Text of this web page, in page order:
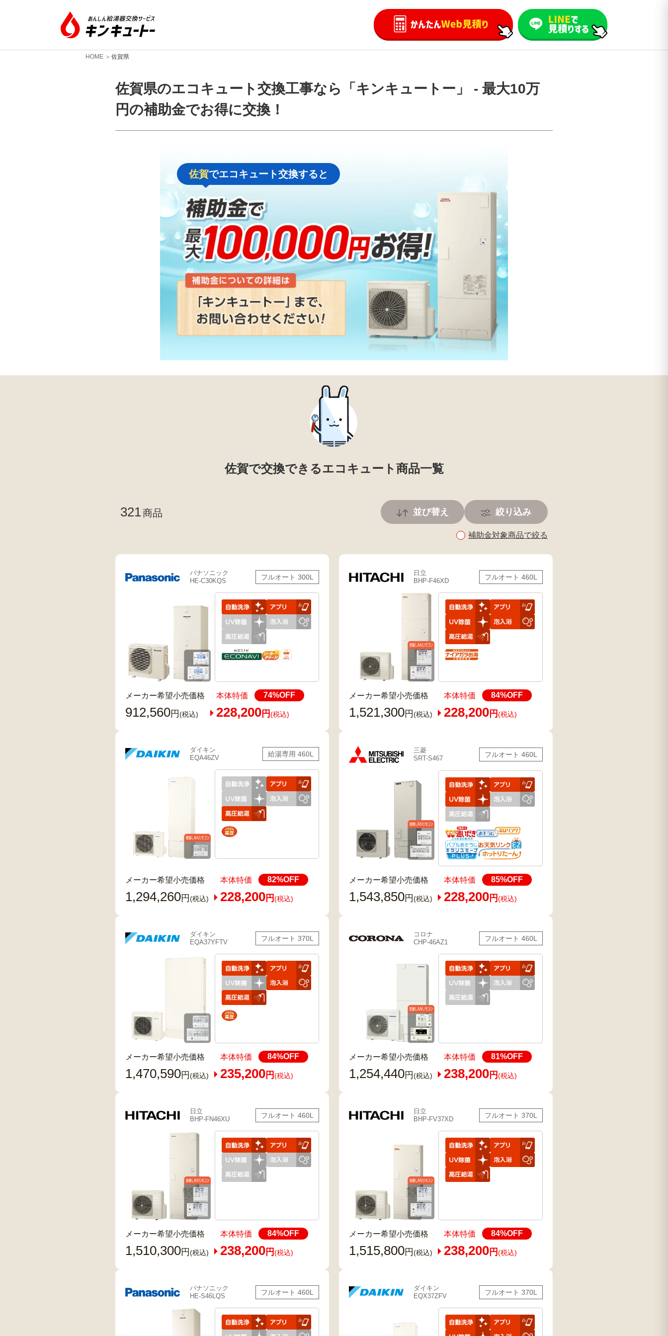
HOME 佐賀県
佐賀県のエコキュート交換工事なら「キンキュートー」 ‐ 最大10万
円の補助金でお得に交換！
佐賀でエコキュート交換すると
佐賀で交換できるエコキュート商品一覧
321商品 並び替え 絞り込み
補助金対象商品で絞る
パナソニック
HE-C30KQS
フルオート 300L
メーカー希望小売価格
912,560円(税込)
本体特価 74%OFF
228,200 円(税込)
日立
BHP-F46XD
フルオート 460L
メーカー希望小売価格
1,521,300円(税込)
本体特価 84%OFF
228,200 円(税込)
ダイキン
EQA46ZV
給湯専用 460L
メーカー希望小売価格
1,294,260円(税込)
本体特価 82%OFF
228,200 円(税込)
三菱
SRT-S467
フルオート 460L
メーカー希望小売価格
1,543,850円(税込)
本体特価 85%OFF
228,200 円(税込)
ダイキン
EQA37YFTV
フルオート 370L
メーカー希望小売価格
1,470,590円(税込)
本体特価 84%OFF
235,200 円(税込)
コロナ
CHP-46AZ1
フルオート 460L
メーカー希望小売価格
1,254,440円(税込)
本体特価 81%OFF
238,200 円(税込)
日立
BHP-FN46XU
フルオート 460L
メーカー希望小売価格
1,510,300円(税込)
本体特価 84%OFF
238,200 円(税込)
日立
BHP-FV37XD
フルオート 370L
メーカー希望小売価格
1,515,800円(税込)
本体特価 84%OFF
238,200 円(税込)
パナソニック
HE-S46LQS
フルオート 460L
ダイキン
EQX37ZFV
フルオート 370L